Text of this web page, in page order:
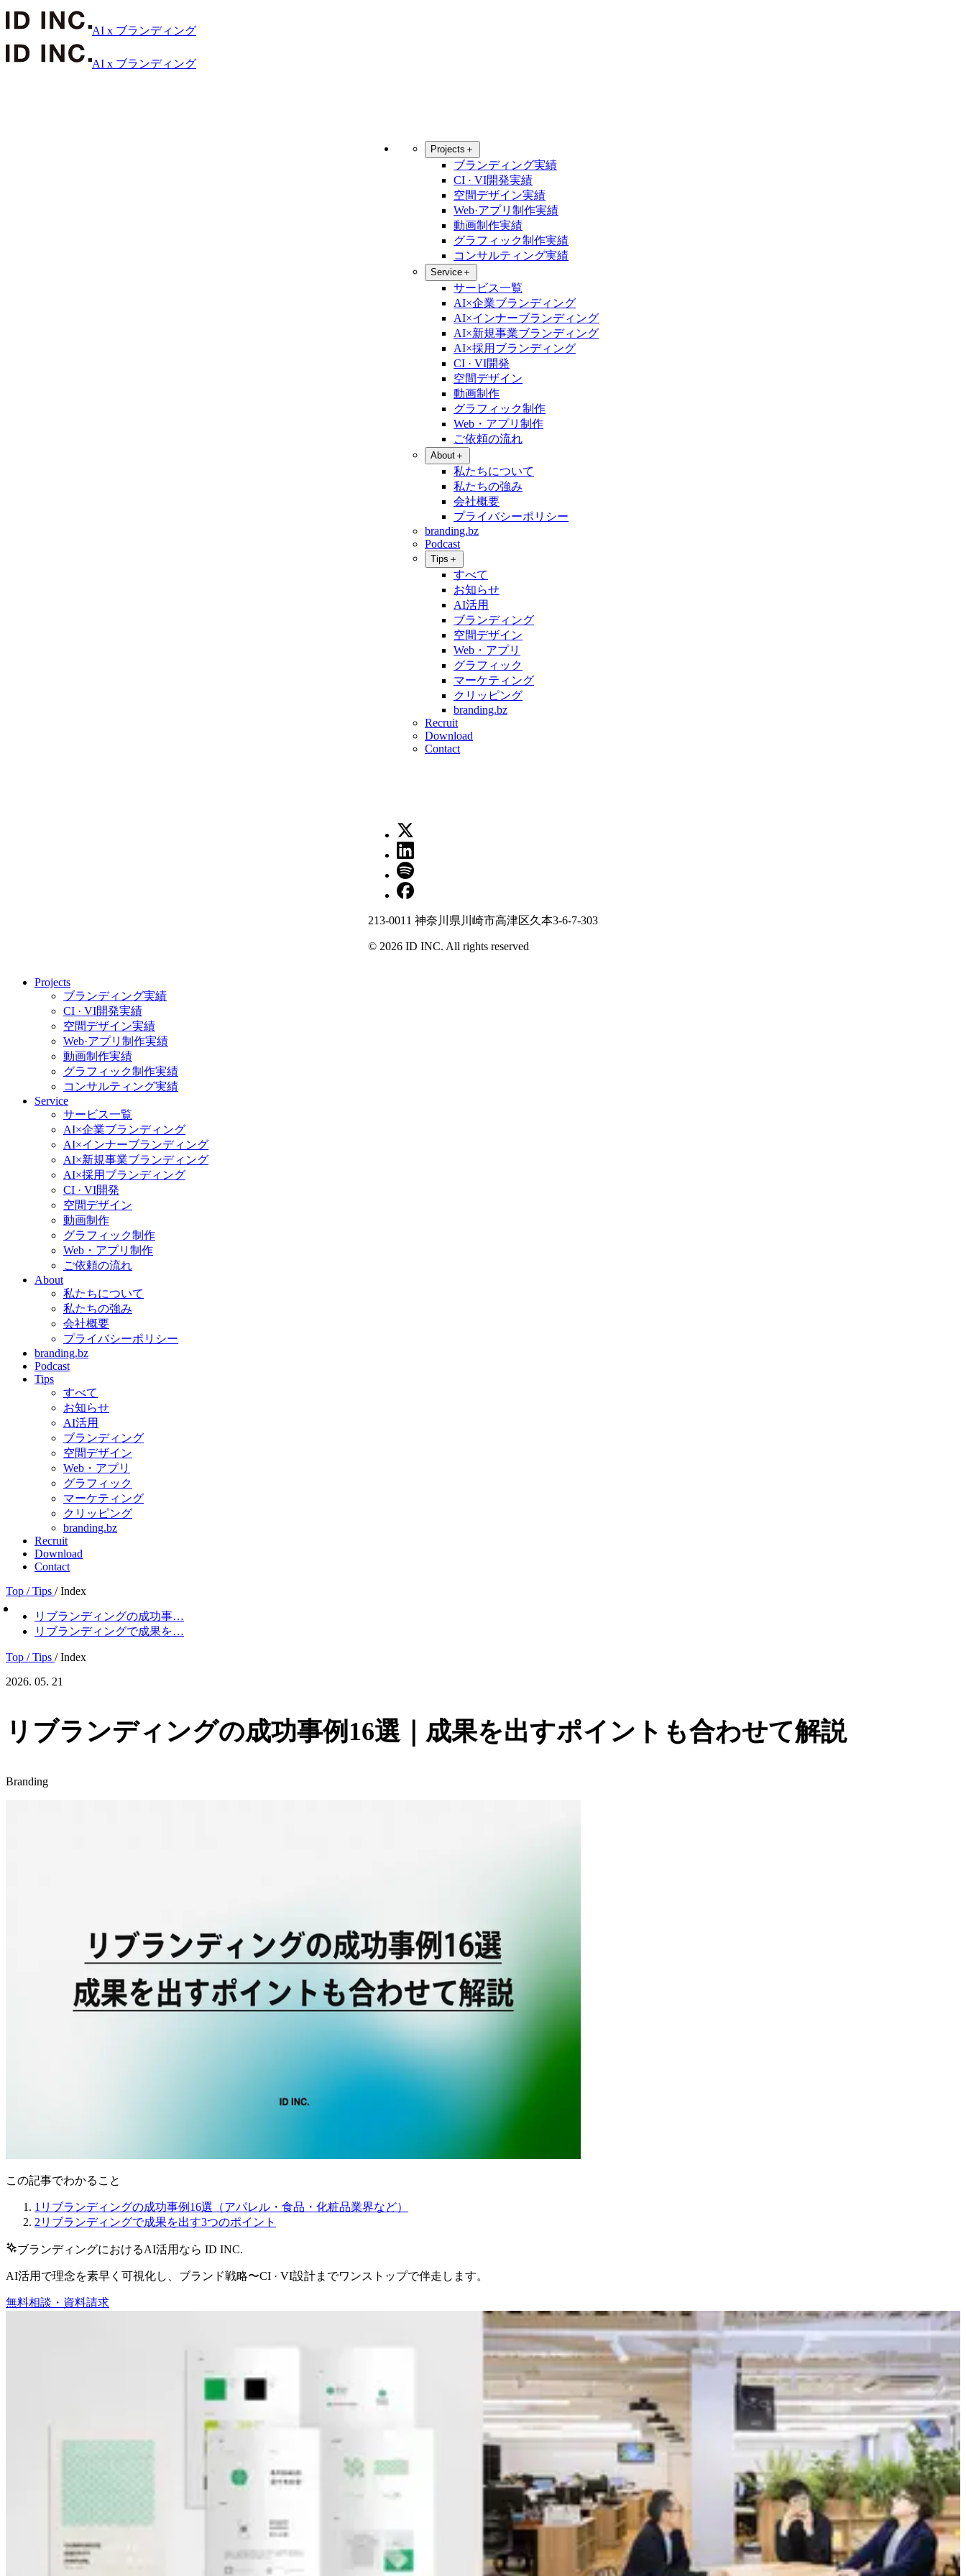
AI x ブランディング
AI x ブランディング
Projects ＋
ブランディング実績
CI · VI開発実績
空間デザイン実績
Web·アプリ制作実績
動画制作実績
グラフィック制作実績
コンサルティング実績
Service ＋
サービス一覧
AI×企業ブランディング
AI×インナーブランディング
AI×新規事業ブランディング
AI×採用ブランディング
CI · VI開発
空間デザイン
動画制作
グラフィック制作
Web・アプリ制作
ご依頼の流れ
About ＋
私たちについて
私たちの強み
会社概要
プライバシーポリシー
branding.bz
Podcast
Tips ＋
すべて
お知らせ
AI活用
ブランディング
空間デザイン
Web・アプリ
グラフィック
マーケティング
クリッピング
branding.bz
Recruit
Download
Contact
213-0011 神奈川県川崎市高津区久本3-6-7-303
© 2026 ID INC. All rights reserved
Projects
ブランディング実績
CI · VI開発実績
空間デザイン実績
Web·アプリ制作実績
動画制作実績
グラフィック制作実績
コンサルティング実績
Service
サービス一覧
AI×企業ブランディング
AI×インナーブランディング
AI×新規事業ブランディング
AI×採用ブランディング
CI · VI開発
空間デザイン
動画制作
グラフィック制作
Web・アプリ制作
ご依頼の流れ
About
私たちについて
私たちの強み
会社概要
プライバシーポリシー
branding.bz
Podcast
Tips
すべて
お知らせ
AI活用
ブランディング
空間デザイン
Web・アプリ
グラフィック
マーケティング
クリッピング
branding.bz
Recruit
Download
Contact
Top / Tips / Index
リブランディングの成功事…
リブランディングで成果を…
Top / Tips / Index
2026. 05. 21
リブランディングの成功事例16選｜成果を出すポイントも合わせて解説
Branding
この記事でわかること
1 リブランディングの成功事例16選（アパレル・食品・化粧品業界など）
2 リブランディングで成果を出す3つのポイント
ブランディングにおけるAI活用なら ID INC.
AI活用で理念を素早く可視化し、ブランド戦略〜CI · VI設計までワンストップで伴走します。
無料相談・資料請求